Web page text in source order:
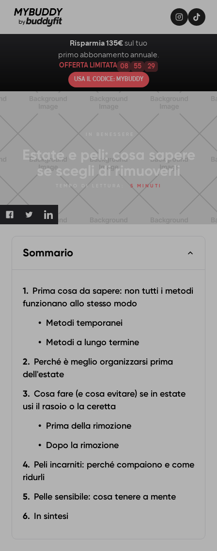
Estate e peli: cosa sapere
se scegli di rimuoverli
TEMPO DI LETTURA: 5 MINUTI
Sommario
Prima cosa da sapere: non tutti i metodi
funzionano allo stesso modo
Metodi temporanei
Metodi a lungo termine
Perché è meglio organizzarsi prima
dell'estate
Cosa fare (e cosa evitare) se in estate
usi il rasoio o la ceretta
Prima della rimozione
Dopo la rimozione‍
Peli incarniti: perché compaiono e come
ridurli
Pelle sensibile: cosa tenere a mente
In sintesi
Risparmia 135€ sul tuo
primo abbonamento annuale.
OFFERTA LIMITATA 08 55 28
USA IL CODICE: MYBUDDY